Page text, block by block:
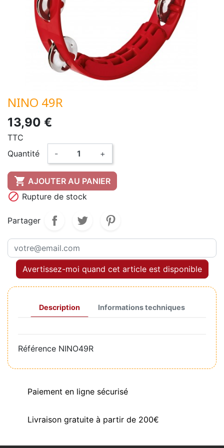
NINO 49R
13,90 €
TTC
Quantité
- +
 AJOUTER AU PANIER
 Rupture de stock
Partager
Avertissez-moi quand cet article est disponible
Description Informations techniques
Référence NINO49R
Paiement en ligne sécurisé
Livraison gratuite à partir de 200€